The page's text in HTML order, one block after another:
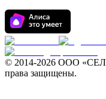
© 2014-2026 ООО
права защищены.